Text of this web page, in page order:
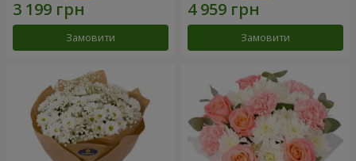
Замовити Замовити